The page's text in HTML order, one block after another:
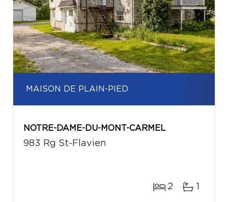
MAISON DE PLAIN-PIED
NOTRE-DAME-DU-MONT-CARMEL
983 Rg St-Flavien
2 1